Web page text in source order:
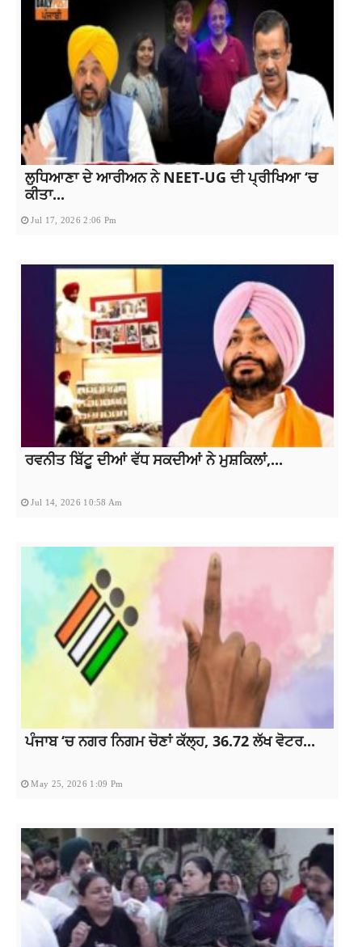
ਲੁਧਿਆਣਾ ਦੇ ਆਰੀਅਨ ਨੇ NEET-UG ਦੀ ਪ੍ਰੀਖਿਆ ‘ਚ
ਕੀਤਾ...
Jul 17, 2026 2:06 Pm
ਰਵਨੀਤ ਬਿੱਟੂ ਦੀਆਂ ਵੱਧ ਸਕਦੀਆਂ ਨੇ ਮੁਸ਼ਕਿਲਾਂ,...
Jul 14, 2026 10:58 Am
ਪੰਜਾਬ ‘ਚ ਨਗਰ ਨਿਗਮ ਚੋਣਾਂ ਕੱਲ੍ਹ, 36.72 ਲੱਖ ਵੋਟਰ...
May 25, 2026 1:09 Pm